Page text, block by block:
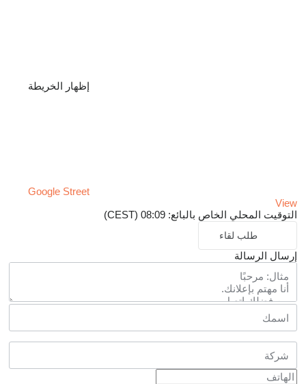
إظهار الخريطة
Google Street
View
التوقيت المحلي الخاص بالبائع: 08:09 (CEST)
طلب لقاء
إرسال الرسالة